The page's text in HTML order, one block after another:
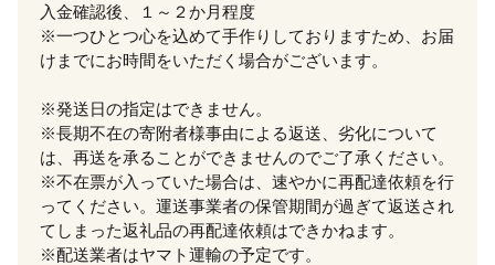
入金確認後、１～２か月程度
※一つひとつ心を込めて手作りしておりますため、お届
けまでにお時間をいただく場合がございます。
※発送日の指定はできません。
※長期不在の寄附者様事由による返送、劣化について
は、再送を承ることができませんのでご了承ください。
※不在票が入っていた場合は、速やかに再配達依頼を行
ってください。運送事業者の保管期間が過ぎて返送され
てしまった返礼品の再配達依頼はできかねます。
※配送業者はヤマト運輸の予定です。